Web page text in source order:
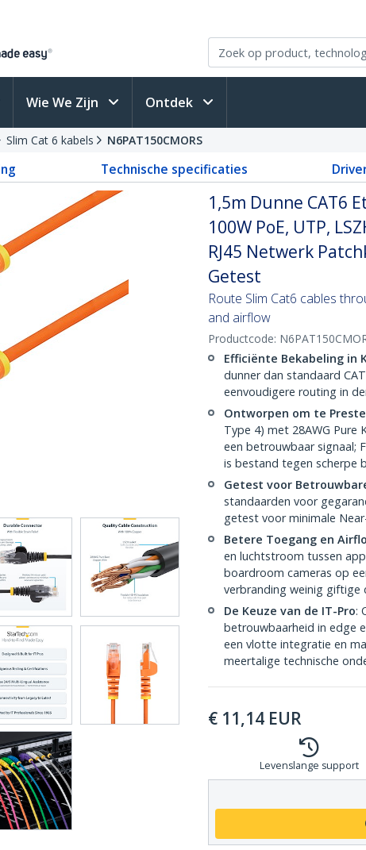
Wie We Zijn Ontdek
Slim Cat 6 kabels N6PAT150CMORS
Technische specificaties
1,5m Dunne CAT6
100W PoE, UTP,
RJ45 Netwerk
Getest
Route Slim Cat6 cables
and airflow
Productcode:
Efficiënte Bekabeling in
dunner dan standaard
eenvoudigere routing in
Ontworpen om te
Type 4) met 28AWG Pure
een betrouwbaar signaal;
is bestand tegen scherpe
Getest voor
standaarden voor
getest voor minimale
Betere Toegang en
en luchtstroom tussen
boardroom cameras op
verbranding weinig giftige
De Keuze van de IT-Pro:
betrouwbaarheid in edge
een vlotte integratie en
meertalige technische
€ 11,14 EUR
Levenslange support